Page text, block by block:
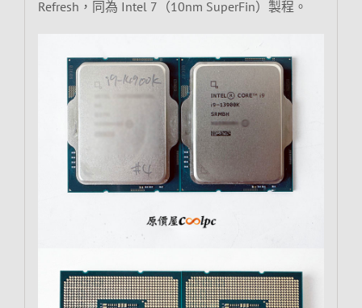
Refresh，同為 Intel 7（10nm SuperFin）製程。